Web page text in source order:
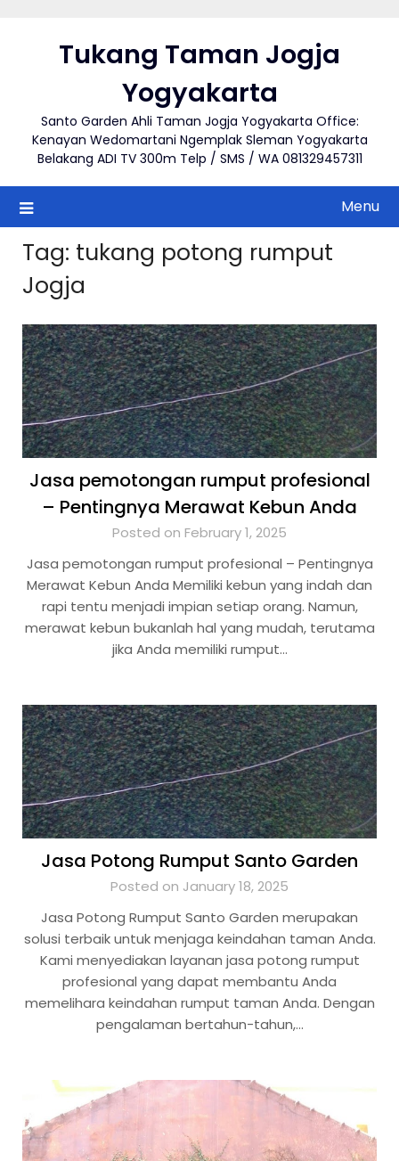
Tukang Taman Jogja
Yogyakarta
Santo Garden Ahli Taman Jogja Yogyakarta Office:
Kenayan Wedomartani Ngemplak Sleman Yogyakarta
Belakang ADI TV 300m Telp / SMS / WA 081329457311
Menu
Tag: tukang potong rumput
Jogja
Jasa pemotongan rumput profesional
– Pentingnya Merawat Kebun Anda
Posted on February 1, 2025
Jasa pemotongan rumput profesional – Pentingnya
Merawat Kebun Anda Memiliki kebun yang indah dan
rapi tentu menjadi impian setiap orang. Namun,
merawat kebun bukanlah hal yang mudah, terutama
jika Anda memiliki rumput…
Jasa Potong Rumput Santo Garden
Posted on January 18, 2025
Jasa Potong Rumput Santo Garden merupakan
solusi terbaik untuk menjaga keindahan taman Anda.
Kami menyediakan layanan jasa potong rumput
profesional yang dapat membantu Anda
memelihara keindahan rumput taman Anda. Dengan
pengalaman bertahun-tahun,…